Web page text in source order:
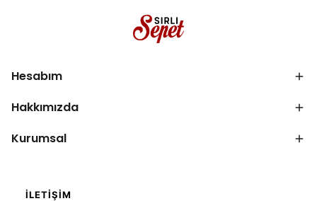
Hesabım
Hakkımızda
Kurumsal
İLETIŞIM